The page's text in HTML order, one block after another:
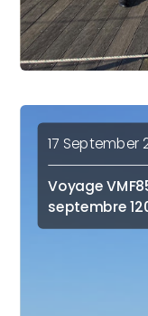
17 September
Voyage
septembre